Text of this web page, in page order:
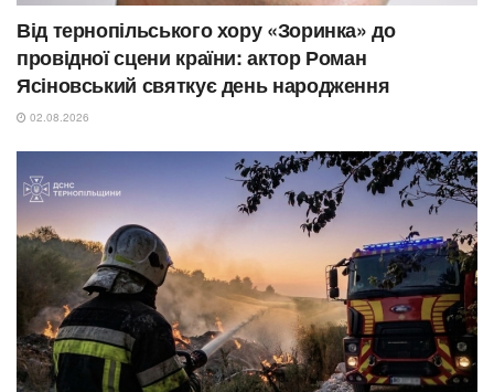
Від тернопільського хору «Зоринка» до
провідної сцени країни: актор Роман
Ясіновський святкує день народження
02.08.2026